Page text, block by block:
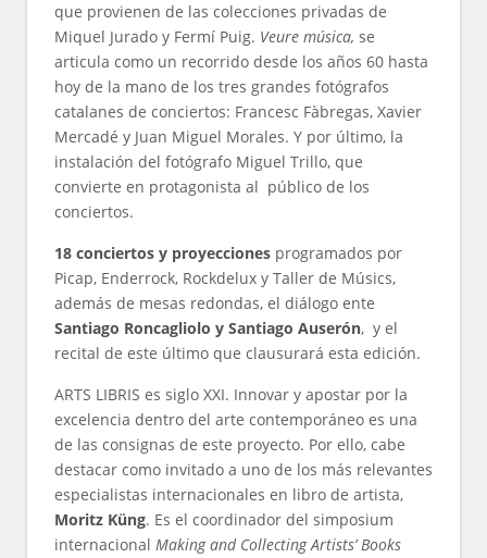
que provienen de las colecciones privadas de
Miquel Jurado y Fermí Puig. Veure música, se
articula como un recorrido desde los años 60 hasta
hoy de la mano de los tres grandes fotógrafos
catalanes de conciertos: Francesc Fàbregas, Xavier
Mercadé y Juan Miguel Morales. Y por último, la
instalación del fotógrafo Miguel Trillo, que
convierte en protagonista al público de los
conciertos.
18 conciertos y proyecciones programados por
Picap, Enderrock, Rockdelux y Taller de Músics,
además de mesas redondas, el diálogo ente
Santiago Roncagliolo y Santiago Auserón, y el
recital de este último que clausurará esta edición.
ARTS LIBRIS es siglo XXI. Innovar y apostar por la
excelencia dentro del arte contemporáneo es una
de las consignas de este proyecto. Por ello, cabe
destacar como invitado a uno de los más relevantes
especialistas internacionales en libro de artista,
Moritz Küng. Es el coordinador del simposium
internacional Making and Collecting Artists’ Books